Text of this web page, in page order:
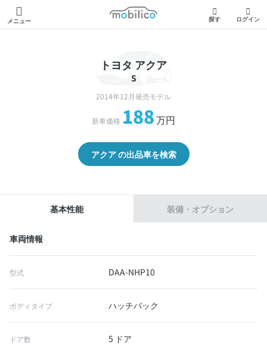
メニュー
モビリコ
探す ログイン
トヨタ アクア
S
2014年12月発売モデル
新車価格 188万円
アクア の出品車を検索
基本性能 装備・オプション
車両情報
型式 DAA-NHP10
ボディタイプ ハッチバック
ドア数 5 ドア